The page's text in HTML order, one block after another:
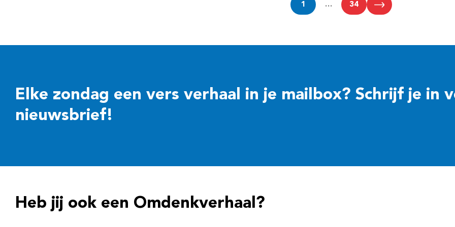
1 … 34
Elke zondag een vers verhaal in je mailbox? Schrijf je in
nieuwsbrief!
Heb jij ook een Omdenkverhaal?